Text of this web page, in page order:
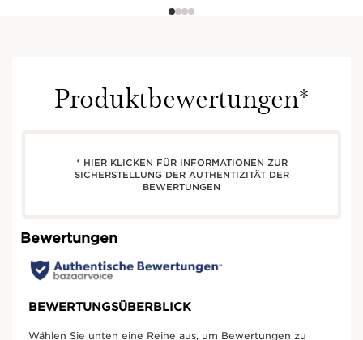
Produktbewertungen*
* HIER KLICKEN FÜR INFORMATIONEN ZUR
SICHERSTELLUNG DER AUTHENTIZITÄT DER
BEWERTUNGEN